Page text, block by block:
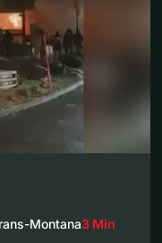
Montana3 Min